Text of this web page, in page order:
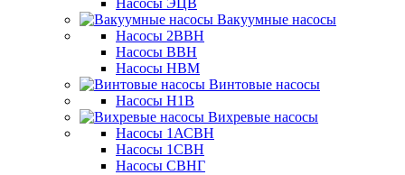
Насосы ЭЦВ
Вакуумные насосы
Насосы 2ВВН
Насосы ВВН
Насосы НВМ
Винтовые насосы
Насосы Н1В
Вихревые насосы
Насосы 1АСВН
Насосы 1СВН
Насосы СВНГ